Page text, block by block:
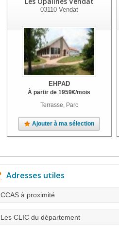
03110Vendat
EHPAD
À partir de 1959€/mois
Terrasse, Parc
Ajouter à ma sélection
Adresses utiles
CCAS à proximité
Les CLIC du département